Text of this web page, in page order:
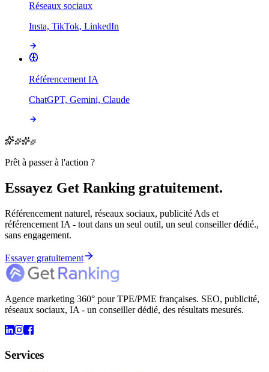
Réseaux sociaux
Insta, TikTok, LinkedIn
Référencement IA
ChatGPT, Gemini, Claude
Prêt à passer à l'action ?
Essayez Get Ranking gratuitement.
Référencement naturel, réseaux sociaux, publicité Ads et
référencement IA - tout dans un seul outil, un seul conseiller dédié.,
sans engagement.
Essayer gratuitement
Agence marketing 360° pour TPE/PME françaises. SEO, publicité,
réseaux sociaux, IA - un conseiller dédié, des résultats mesurés.
Services